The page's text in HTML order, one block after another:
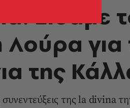
Είδαμε
Λούρα για
της
της la divina